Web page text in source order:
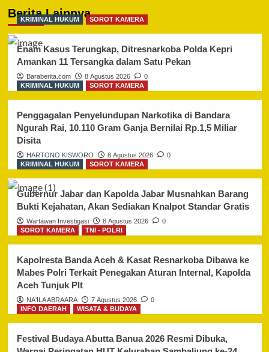
Berita Lainnya
KRIMINAL HUKUM SOROT KAMERA
Enam Kasus Terungkap, Ditresnarkoba Polda Kepri
Amankan 11 Tersangka dalam Satu Pekan
Baraberita.com 8 Agustus 2026
0
KRIMINAL HUKUM
SOROT KAMERA
Penggagalan Penyelundupan Narkotika di Bandara
Ngurah Rai, 10.110 Gram Ganja Bernilai Rp.1,5 Miliar
Disita
HARTONO KISWORO 8 Agustus 2026
0
KRIMINAL HUKUM
SOROT KAMERA
Gubernur Jabar dan Kapolda Jabar Musnahkan Barang
Bukti Kejahatan, Akan Sediakan Knalpot Standar Gratis
Wartawan Investigasi 8 Agustus 2026
0
SOROT KAMERA
TNI - POLRI
Kapolresta Banda Aceh & Kasat Resnarkoba Dibawa ke
Mabes Polri Terkait Penegakan Aturan Internal, Kapolda
Aceh Tunjuk Plt
NA'ILA ABRAARA 7 Agustus 2026
0
INFO DAERAH
WISATA & BUDAYA
Festival Budaya Abutta Banua 2026 Resmi Dibuka,